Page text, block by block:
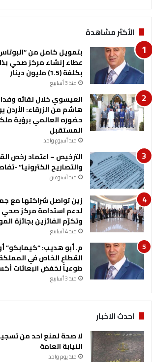
ا
ل
أ
ر
د
ن
ت
ن
ي
ا
ت
ا
ل
ز
ر
ا
ع
ا
ل
م
ا
ئ
ي
ة
ا
ل
ح
د
ث
ة
الأكثر مشاهدة
بتمويل كامل من “البوتاس
عطاء إنشاء مركز صحي
بكلفة (1.5) مليون دينار
منذ 3 أسابيع
العيسوي خلال لقائه
هاشم من الزرقاء: الأردن
حضوره العالمي برؤية
المستقبل
منذ أسبوع واحد
الترخيص – اعتماد رخص
والتصاريح الكترونيا” -
منذ أسبوعين
زين تواصل شراكتها مع
لدعم استدامة مركز صحي
وتكرّم الفائزين بجائزة
منذ 4 أسابيع
م. أبو هديب: “كيمابكو”
القطاع الخاص في المملكة
طوعياً لخفض انبعاثات
منذ 3 أسابيع
احدث الاخبار
لا صحة لمنع احد من
النيابة العامة
منذ يوم واحد